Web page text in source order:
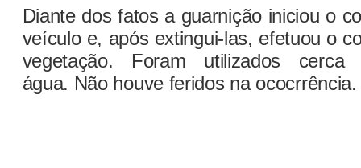
Diante dos fatos a guarnição iniciou o
veículo e, após extingui-las, efetuou o
vegetação. Foram utilizados
água. Não houve feridos na ococrrência.